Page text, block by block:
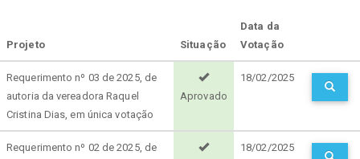
Projeto Situação
Data da
Votação
Requerimento nº 03 de 2025, de
autoria da vereadora Raquel
Cristina Dias, em única votação
Aprovado
18/02/2025
Requerimento nº 02 de 2025, de
18/02/2025